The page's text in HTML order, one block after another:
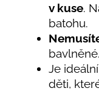
v kuse.
batohu.
bavlněné.
Je
děti,